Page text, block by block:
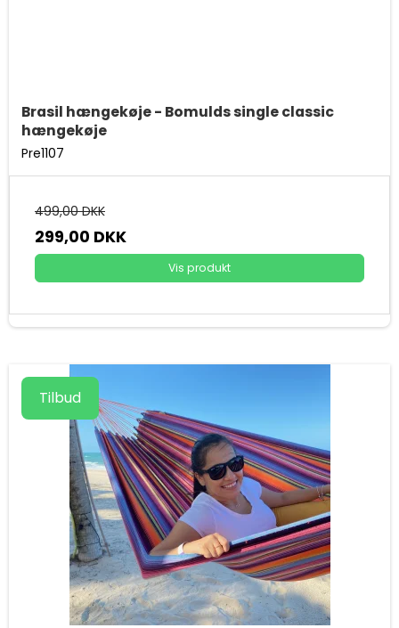
Brasil hængekøje - Bomulds single classic
hængekøje
Pre1107
499,00 DKK
299,00 DKK
Vis produkt
Tilbud